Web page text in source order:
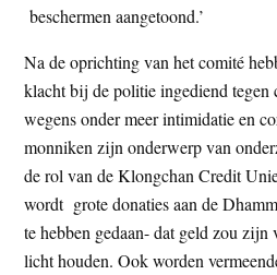
beschermen aangetoond.’
Na de oprichting van het comité
klacht bij de politie ingediend tegen
wegens onder meer intimidatie en
monniken zijn onderwerp van
de rol van de Klongchan Credit
wordt grote donaties aan de
te hebben gedaan- dat geld zou zijn
licht houden. Ook worden